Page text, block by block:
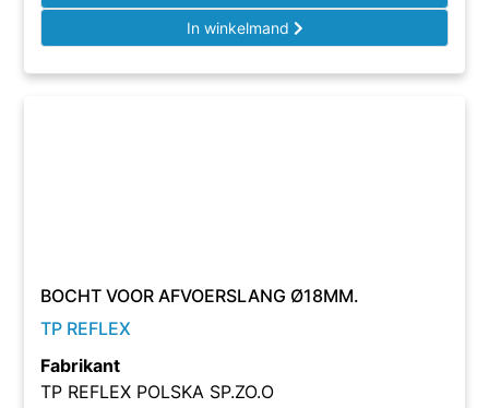
In winkelmand
BOCHT VOOR AFVOERSLANG Ø18MM.
TP REFLEX
Fabrikant
TP REFLEX POLSKA SP.ZO.O